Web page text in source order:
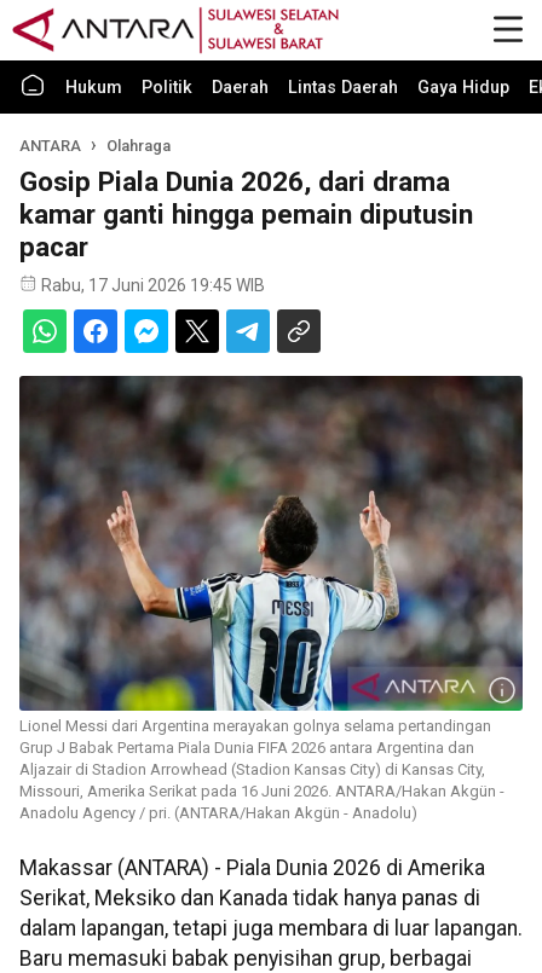
Hukum Politik Daerah Lintas Daerah Gaya Hidup
ANTARA Olahraga
Gosip Piala Dunia 2026, dari drama
kamar ganti hingga pemain diputusin
pacar
Rabu, 17 Juni 2026 19:45 WIB
Lionel Messi dari Argentina merayakan golnya selama pertandingan
Grup J Babak Pertama Piala Dunia FIFA 2026 antara Argentina dan
Aljazair di Stadion Arrowhead (Stadion Kansas City) di Kansas City,
Missouri, Amerika Serikat pada 16 Juni 2026. ANTARA/Hakan Akgün -
Anadolu Agency / pri. (ANTARA/Hakan Akgün - Anadolu)
Makassar (ANTARA) - Piala Dunia 2026 di Amerika
Serikat, Meksiko dan Kanada tidak hanya panas di
dalam lapangan, tetapi juga membara di luar lapangan.
Baru memasuki babak penyisihan grup, berbagai